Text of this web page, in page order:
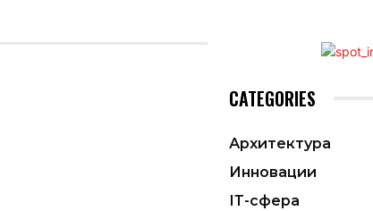
CATEGORIES
Архитектура
Инновации
ІТ-сфера